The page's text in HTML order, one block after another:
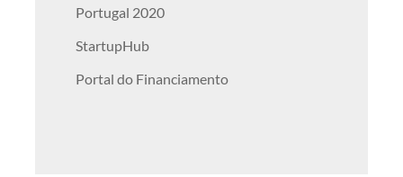
Portugal 2020
StartupHub
Portal do Financiamento